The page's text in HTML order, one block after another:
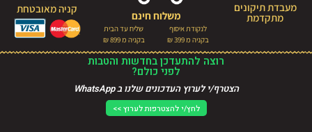
מעבדת תיקונים
מתקדמת משלוח חינם
לנקודת איסוף
בקניה מ 399 ₪
שליח עד הבית
בקניה מ 899 ₪
קניה מאובטחת
רוצה להתעדכן בחדשות והטבות
לפני כולם?
הצטרף/י לערוץ העדכונים שלנו ב WhatsApp
לחץ/י להצטרפות לערוץ >>